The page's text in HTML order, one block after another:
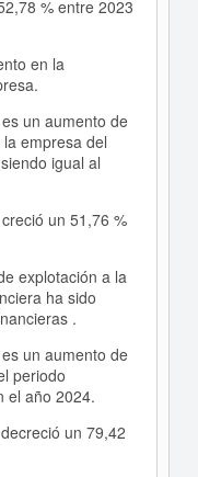
% entre 2023
en la
un aumento de
empresa del
igual al
un 51,76 %
explotación a la
ha sido
.
un aumento de
periodo
el año 2024.
un 79,42